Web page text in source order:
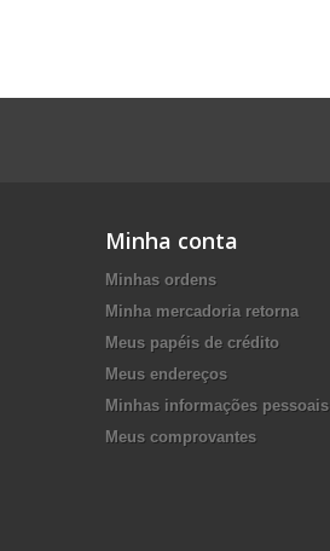
Minha conta
Minhas ordens
Minha mercadoria retorna
Meus papéis de crédito
Meus endereços
Minhas informações pessoais
Meus comprovantes